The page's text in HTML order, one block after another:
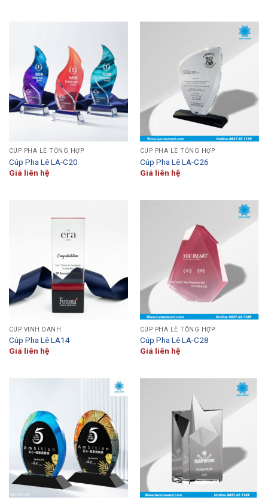
CÚP PHA LÊ TỔNG HỢP
Cúp Pha Lê LA-C20
Giá liên hệ
CÚP PHA LÊ TỔNG HỢP
Cúp Pha Lê LA-C26
Giá liên hệ
CÚP VINH DANH
Cúp Pha Lê LA14
Giá liên hệ
CÚP PHA LÊ TỔNG HỢP
Cúp Pha Lê LA-C28
Giá liên hệ